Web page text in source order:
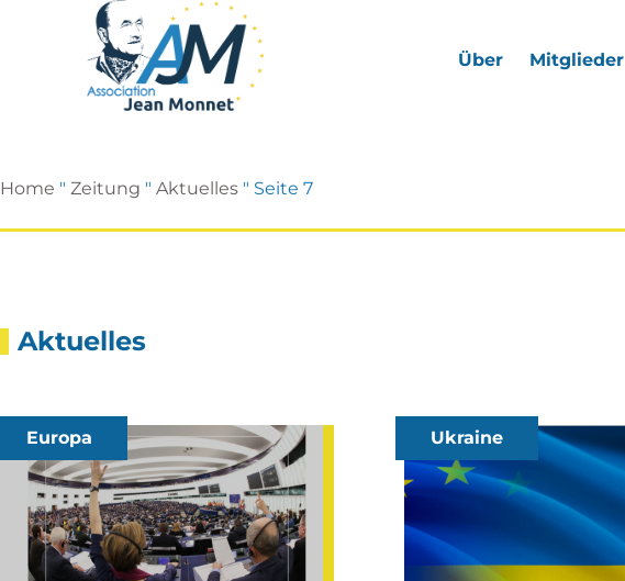
Über Mitglieder
Home " Zeitung " Aktuelles " Seite 7
Aktuelles
Europa Ukraine